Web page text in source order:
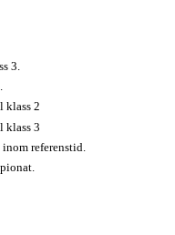
3.
klass 2
klass 3
referenstid.